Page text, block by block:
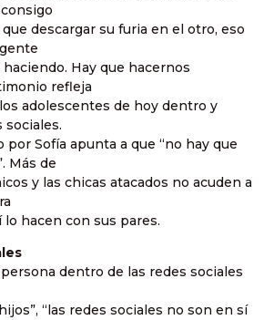
descargar su furia en el otro, eso
Hay que hacernos
refleja
adolescentes de hoy dentro y
sociales.
por Sofía apunta a que “no hay que
Más de
y las chicas atacados no acuden a
lo hacen con sus pares.
dentro de las redes sociales
“las redes sociales no son en sí